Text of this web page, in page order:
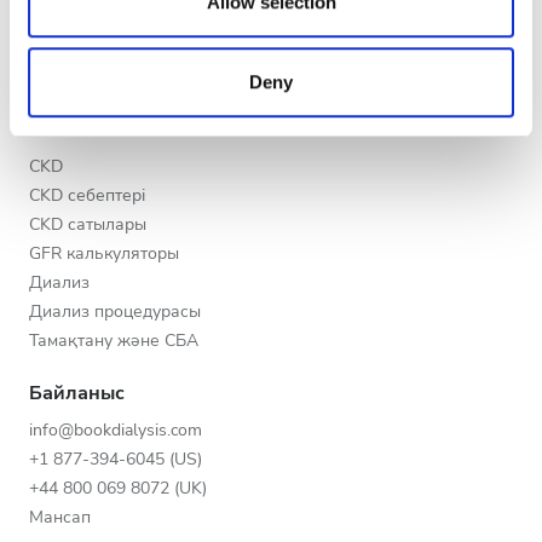
may combine it with other information that you’ve
provided to them or that they’ve collected from your use
of their services. Read more about cookies in our
Privacy policy.
Deny
Түн
Жақсы
Өте жақсы
Медициналық ұйымдарға арналған артықшылықтар
Білім
CKD
CKD себептері
CKD сатылары
GFR калькуляторы
Диализ
Диализ процедурасы
Тамақтану және СБА
Байланыс
info@bookdialysis.com
+1 877-394-6045 (US)
+44 800 069 8072 (UK)
Мансап